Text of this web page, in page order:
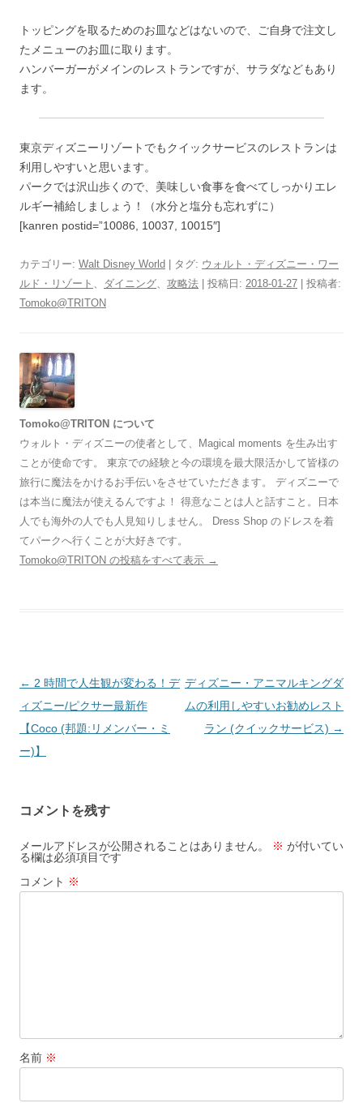
トッピングを取るためのお皿などはないので、ご自身で注文し
たメニューのお皿に取ります。
ハンバーガーがメインのレストランですが、サラダなどもあり
ます。
東京ディズニーリゾートでもクイックサービスのレストランは
利用しやすいと思います。
パークでは沢山歩くので、美味しい食事を食べてしっかりエレ
ルギー補給しましょう！（水分と塩分も忘れずに）
[kanren postid=”10086, 10037, 10015″]
カテゴリー: Walt Disney World | タグ: ウォルト・ディズニー・ワー
ルド・リゾート 、 ダイニング、 攻略法 | 投稿日: 2018-01-27
投稿者:
Tomoko@TRITON
Tomoko@TRITON について
ウォルト・ディズニーの使者として、Magical moments を生み出す
ことが使命です。 東京での経験と今の環境を最大限活かして皆様の
旅行に魔法をかけるお手伝いをさせていただきます。 ディズニーで
は本当に魔法が使えるんですよ！ 得意なことは人と話すこと。日本
人でも海外の人でも人見知りしません。 Dress Shop のドレスを着
てパークへ行くことが大好きです。
Tomoko@TRITON の投稿をすべて表示 →
投
稿
ナ
ビ
シ
ョ
ン
← 2 時間で人生観が変わる！デ
ィズニー/ピクサー最新作
【Coco (邦題:リメンバー・ミ
ー)】
ディズニー・アニマルキングダ
ムの利用しやすいお勧めレスト
ラン (クイックサービス) →
コメントを残す
メールアドレスが公開されることはありません。 ※ が付いてい
る欄は必須項目です
コメント ※
名前 ※